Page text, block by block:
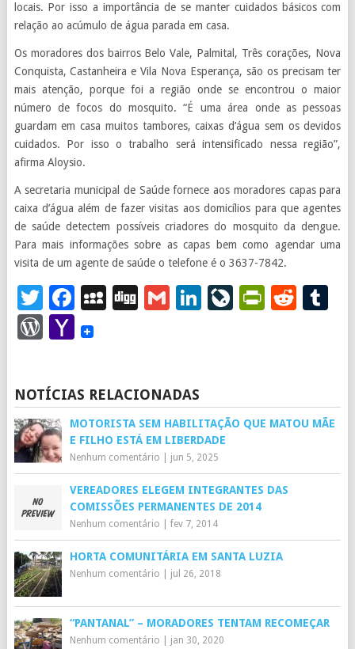
locais. Por isso a importância de se manter cuidados básicos com
relação ao acúmulo de água parada em casa.
Os moradores dos bairros Belo Vale, Palmital, Três corações, Nova
Conquista, Castanheira e Vila Nova Esperança, são os precisam ter
mais atenção, porque foi a região onde se encontrou o maior
número de focos do mosquito. “É uma área onde as pessoas
guardam em casa muitos tambores, caixas d’água sem os devidos
cuidados. Por isso o trabalho será intensificado nessa região”,
afirma Aloysio.
A secretaria municipal de Saúde fornece aos moradores capas para
caixa d’água além de fazer visitas aos domicílios para que agentes
de saúde detectem possíveis criadores do mosquito da dengue.
Para mais informações sobre as capas bem como agendar uma
visita de um agente de saúde o telefone é o 3637-7842.
Twitter
Facebook
MySpace
DiggGmailLinkedIn
WordPress
Yahoo
NOTÍCIAS RELACIONADAS
MOTORISTA SEM HABILITAÇÃO QUE MATOU MÃE
E FILHO ESTÁ EM LIBERDADE
Nenhum comentário jun 5, 2025
VEREADORES ELEGEM INTEGRANTES DAS
COMISSÕES PERMANENTES DE 2014
Nenhum comentário fev 7, 2014
HORTA COMUNITÁRIA EM SANTA LUZIA
Nenhum comentário jul 26, 2018
“PANTANAL” – MORADORES TENTAM RECOMEÇAR
Nenhum comentário jan 30, 2020